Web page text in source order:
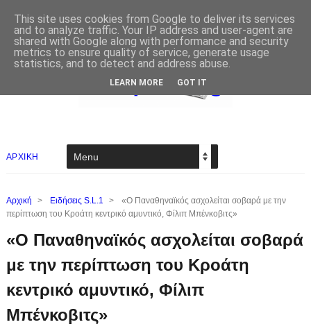
ΑΡΧΙΚΗ
Αρχική > Ειδήσεις S.L.1 >
«Ο Παναθηναϊκός ασχολείται σοβαρά με την
περίπτωση του Κροάτη κεντρικό αμυντικό, Φίλιπ Μπένκοβιτς»
«Ο Παναθηναϊκός ασχολείται σοβαρά
με την περίπτωση του Κροάτη
κεντρικό αμυντικό, Φίλιπ
Μπένκοβιτς»
This site uses cookies from Google to deliver its services
and to analyze traffic. Your IP address and user-agent are
shared with Google along with performance and security
metrics to ensure quality of service, generate usage
statistics, and to detect and address abuse.
LEARN MORE GOT IT